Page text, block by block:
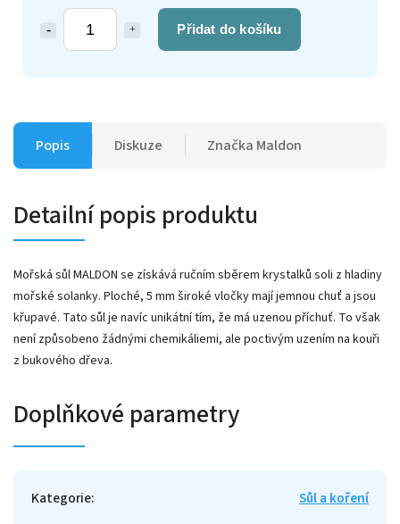
Přidat do košíku
Popis Diskuze Značka Maldon
Detailní popis produktu
Mořská sůl MALDON se získává ručním sběrem krystalků soli z hladiny
mořské solanky. Ploché, 5 mm široké vločky mají jemnou chuť a jsou
křupavé. Tato sůl je navíc unikátní tím, že má uzenou příchuť. To však
není způsobeno žádnými chemikáliemi, ale poctivým uzením na kouři
z bukového dřeva.
Doplňkové parametry
Kategorie:
Sůl a koření